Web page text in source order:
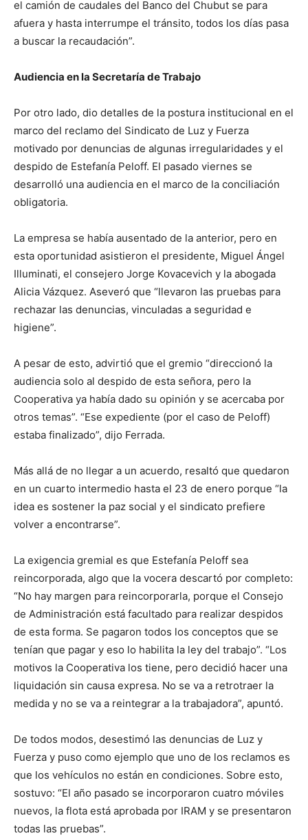
el camión de caudales del Banco del Chubut se para
afuera y hasta interrumpe el tránsito, todos los días pasa
a buscar la recaudación”.
Audiencia en la Secretaría de Trabajo
Por otro lado, dio detalles de la postura institucional en el
marco del reclamo del Sindicato de Luz y Fuerza
motivado por denuncias de algunas irregularidades y el
despido de Estefanía Peloff. El pasado viernes se
desarrolló una audiencia en el marco de la conciliación
obligatoria.
La empresa se había ausentado de la anterior, pero en
esta oportunidad asistieron el presidente, Miguel Ángel
Illuminati, el consejero Jorge Kovacevich y la abogada
Alicia Vázquez. Aseveró que “llevaron las pruebas para
rechazar las denuncias, vinculadas a seguridad e
higiene”.
A pesar de esto, advirtió que el gremio “direccionó la
audiencia solo al despido de esta señora, pero la
Cooperativa ya había dado su opinión y se acercaba por
otros temas”. “Ese expediente (por el caso de Peloff)
estaba finalizado”, dijo Ferrada.
Más allá de no llegar a un acuerdo, resaltó que quedaron
en un cuarto intermedio hasta el 23 de enero porque “la
idea es sostener la paz social y el sindicato prefiere
volver a encontrarse”.
La exigencia gremial es que Estefanía Peloff sea
reincorporada, algo que la vocera descartó por completo:
“No hay margen para reincorporarla, porque el Consejo
de Administración está facultado para realizar despidos
de esta forma. Se pagaron todos los conceptos que se
tenían que pagar y eso lo habilita la ley del trabajo”. “Los
motivos la Cooperativa los tiene, pero decidió hacer una
liquidación sin causa expresa. No se va a retrotraer la
medida y no se va a reintegrar a la trabajadora”, apuntó.
De todos modos, desestimó las denuncias de Luz y
Fuerza y puso como ejemplo que uno de los reclamos es
que los vehículos no están en condiciones. Sobre esto,
sostuvo: “El año pasado se incorporaron cuatro móviles
nuevos, la flota está aprobada por IRAM y se presentaron
todas las pruebas”.